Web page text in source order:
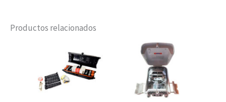
Productos relacionados